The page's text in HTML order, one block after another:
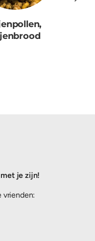
je zijn!
vrienden: